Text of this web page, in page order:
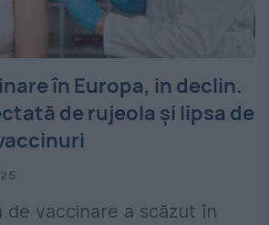
în Europa, in declin.
de rujeola și lipsa de
de vaccinare a scăzut în